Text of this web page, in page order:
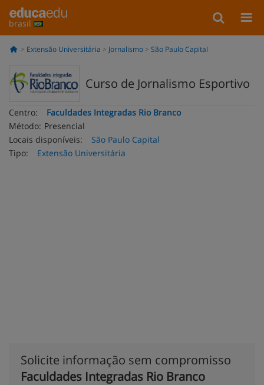
brasil
Extensão Universitária Jornalismo São Paulo Capital
Curso de Jornalismo Esportivo
Centro:
Faculdades Integradas Rio Branco
Método: Presencial
Locais disponíveis:
São Paulo Capital
Tipo:
Extensão Universitária
Solicite informação sem compromisso
Faculdades Integradas Rio Branco